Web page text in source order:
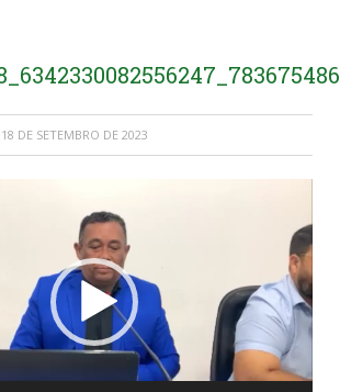
18 DE SETEMBRO DE 2023